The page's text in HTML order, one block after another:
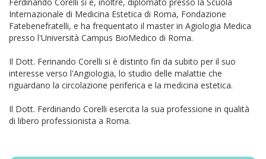
Internazionale di Medicina Estetica di Roma, Fondazione
Fatebenefratelli, e ha frequentato il master in Agiologia Medica
presso l'Università Campus BioMedico di Roma.
Il Dott. Ferinando Corelli si è distinto fin da subito per il suo
interesse verso l'Angiologia, lo studio delle malattie che
riguardano la circolazione periferica e la medicina estetica.
Il Dott. Ferdinando Corelli esercita la sua professione in qualità
di libero professionista a Roma.